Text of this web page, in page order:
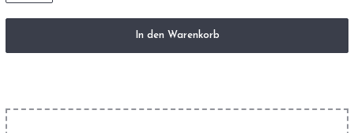
In den Warenkorb